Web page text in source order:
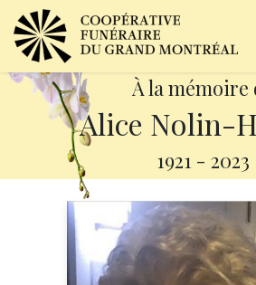
À la mémoire
Alice Nolin-
1921 - 2023